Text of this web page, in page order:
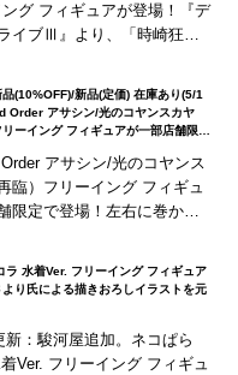
グ フィギュアが登場！『デ
イブⅢ』より、「時崎狂
品(10%OFF)/新品(定価) 在庫あり(5/1
Order アサシン/光のコヤンスカヤ
リーイング フィギュアが一部店舗限定
アサシン/光のコヤンス
臨）フリーイング フィギュ
限定で登場！左右に巻かれ
ラ 水着Ver. フリーイング フィギュア
り氏による描きおろしイラストを元
：駿河屋追加。ネコぱら
Ver. フリーイング フィギュ